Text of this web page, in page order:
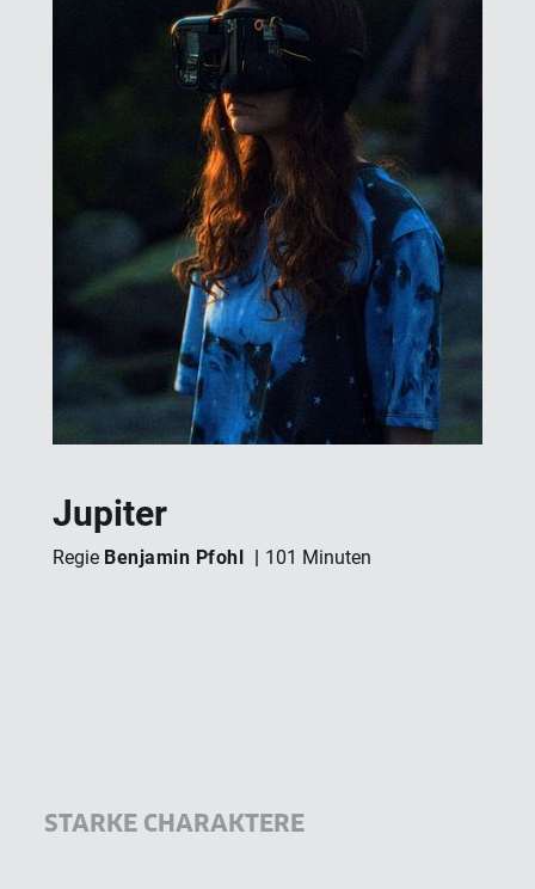
Jupiter
Regie Benjamin Pfohl 101 Minuten
STARKE CHARAKTERE